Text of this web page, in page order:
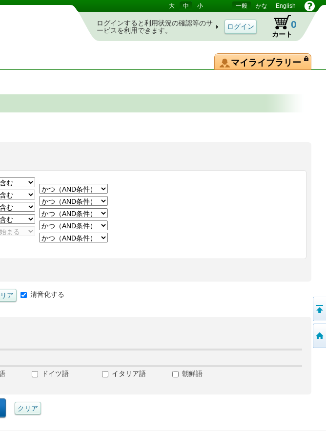
システム 大 中 小 一般 かな English
ログインすると利用状況の確認等のサ
ービスを利用できます。
カート
0
マイライブラリー
清音化する
ドイツ語 イタリア語
朝鮮語